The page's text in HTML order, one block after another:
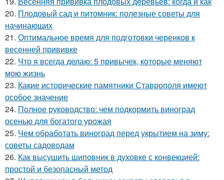
20. Плодовый сад и питомник: полезные советы для
начинающих
21. Оптимальное время для подготовки черенков к
весенней прививке
22. Что я всегда делаю: 5 привычек, которые меняют
мою жизнь
23. Какие исторические памятники Ставрополя имеют
особое значение
24. Полное руководство: чем подкормить виноград
осенью для богатого урожая
25. Чем обработать виноград перед укрытием на зиму:
советы садоводам
26. Как высушить шиповник в духовке с конвекцией:
простой и безопасный метод